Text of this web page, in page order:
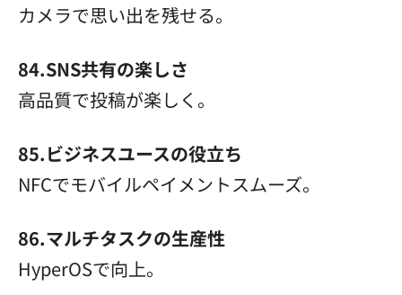
カメラで思い出を残せる。
84.SNS共有の楽しさ
高品質で投稿が楽しく。
85.ビジネスユースの役立ち
NFCでモバイルペイメントスムーズ。
86.マルチタスクの生産性
HyperOSで向上。